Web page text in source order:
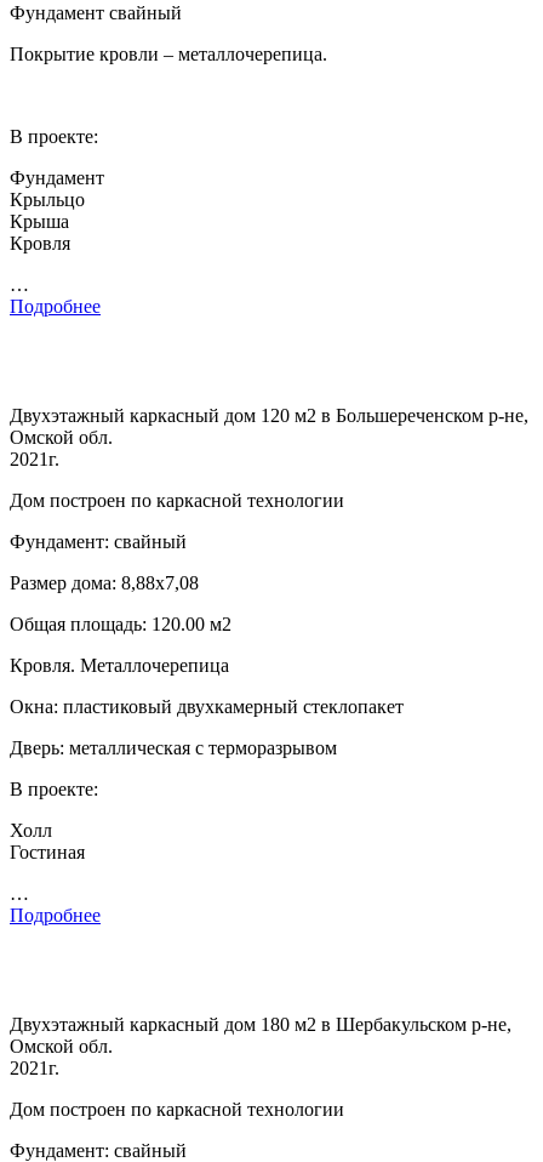
Фундамент свайный
Покрытие кровли – металлочерепица.
В проекте:
Фундамент
Крыльцо
Крыша
Кровля
…
Подробнее
Двухэтажный каркасный дом 120 м2 в Большереченском р-не,
Омской обл.
2021г.
Дом построен по каркасной технологии
Фундамент: свайный
Размер дома: 8,88х7,08
Общая площадь: 120.00 м2
Кровля. Металлочерепица
Окна: пластиковый двухкамерный стеклопакет
Дверь: металлическая с терморазрывом
В проекте:
Холл
Гостиная
…
Подробнее
Двухэтажный каркасный дом 180 м2 в Шербакульском р-не,
Омской обл.
2021г.
Дом построен по каркасной технологии
Фундамент: свайный